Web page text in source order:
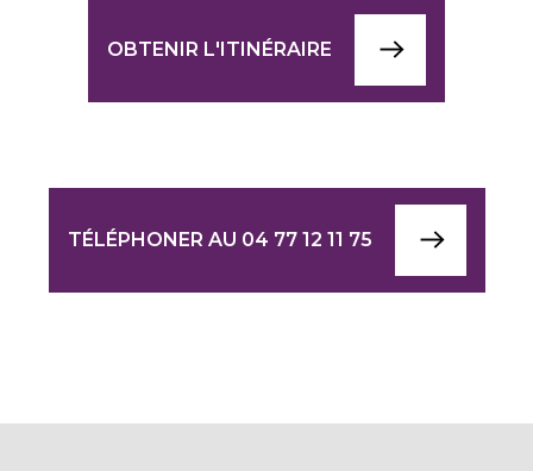
OBTENIR L'ITINÉRAIRE
TÉLÉPHONER AU 04 77 12 11 75